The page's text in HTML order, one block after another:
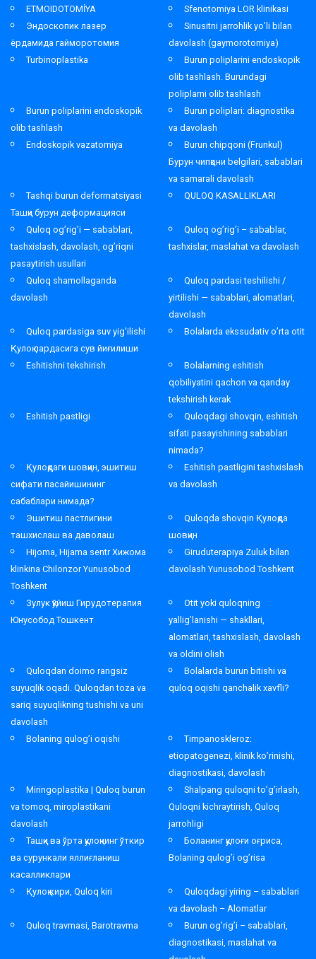
ETMOIDOTOMİYA
Sfenotomiya LOR klinikasi
Эндоскопик лазер
ёрдамида гайморотомия
Sinusitni jarrohlik yo’li bilan
davolash (gaymorotomiya)
Turbinoplastika
Burun poliplarini endoskopik
olib tashlash. Burundagi
poliplarni olib tashlash
Burun poliplarini endoskopik
olib tashlash
Burun poliplari: diagnostika
va davolash
Endoskopik vazatomiya
Burun chipqoni (Frunkul)
Бурун чипқони belgilari, sabablari
va samarali davolash
Tashqi burun deformatsiyasi
Ташқи бурун деформацияси
QULOQ KASALLIKLARI
Quloq og’rig’i — sabablari,
tashxislash, davolash, og’riqni
pasaytirish usullari
Quloq og’rig’i – sabablar,
tashxislar, maslahat va davolash
Quloq shamollaganda
davolash
Quloq pardasi teshilishi /
yirtilishi — sabablari, alomatlari,
davolash
Quloq pardasiga suv yig’ilishi
Қулоқ пардасига сув йиғилиши
Bolalarda ekssudativ o’rta otit
Eshitishni tekshirish
Bolalarning eshitish
qobiliyatini qachon va qanday
tekshirish kerak
Eshitish pastligi
Quloqdagi shovqin, eshitish
sifati pasayishining sabablari
nimada?
Қулоқдаги шовқин, эшитиш
сифати пасайишининг
сабаблари нимада?
Eshitish pastligini tashxislash
va davolash
Эшитиш пастлигини
ташхислаш ва даволаш
Quloqda shovqin Қулоқда
шовқин
Hijoma, Hijama sentr Хижома
klinkina Chilonzor Yunusobod
Toshkent
Giruduterapiya Zuluk bilan
davolash Yunusobod Toshkent
Зулук қўйиш Гирудотерапия
Юнусобод Тошкент
Otit yoki quloqning
yallig’lanishi — shakllari,
alomatlari, tashxislash, davolash
va oldini olish
Quloqdan doimo rangsiz
suyuqlik oqadi. Quloqdan toza va
sariq suyuqlikning tushishi va uni
davolash
Bolalarda burun bitishi va
quloq oqishi qanchalik xavfli?
Bolaning qulog’i oqishi
Timpanoskleroz:
etiopatogenezi, klinik ko’rinishi,
diagnostikasi, davolash
Miringoplastika | Quloq burun
va tomoq, miroplastikani
davolash
Shalpang quloqni to’g’irlash,
Quloqni kichraytirish, Quloq
jarrohligi
Ташқи ва ўрта қулоқнинг ўткир
ва сурункали яллиғланиш
касалликлари
Боланинг қулоғи оғриса,
Bolaning qulog’i og’risa
Қулоқ кири, Quloq kiri
Quloqdagi yiring – sabablari
va davolash – Alomatlar
Quloq travmasi, Barotravma
Burun og’rig’i – sabablari,
diagnostikasi, maslahat va